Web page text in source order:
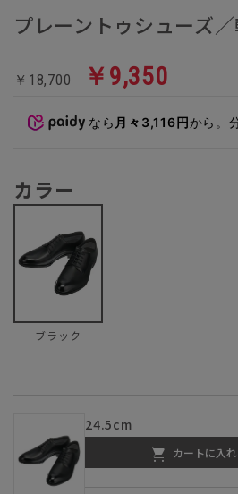
プレーントゥシューズ
￥18,700 ￥9,350
なら 月々3,116円から。
カラー
ブラック
24.5cm
カートに入